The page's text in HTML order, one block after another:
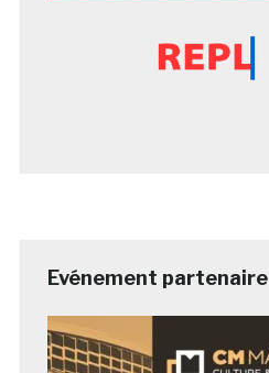
Evénement partenaire